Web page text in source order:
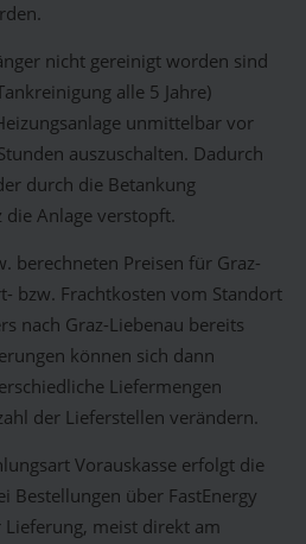
nicht gereinigt worden sind
alle 5 Jahre)
unmittelbar vor
auszuschalten. Dadurch
durch die Betankung
Anlage verstopft.
berechneten Preisen für Graz-
bzw. Frachtkosten vom Standort
nach Graz-Liebenau bereits
können sich dann
Liefermengen
der Lieferstellen verändern.
Vorauskasse erfolgt die
Bestellungen über FastEnergy
meist direkt am